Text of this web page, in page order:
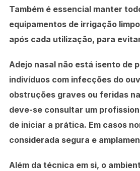
Também é essencial manter
equipamentos de irrigação
após cada utilização, para
Adejo nasal não está isento de
indivíduos com infecções do
obstruções graves ou feridas
deve-se consultar um
de iniciar a prática. Em casos
considerada segura e
Além da técnica em si, o